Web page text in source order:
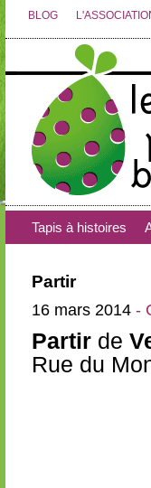
BLOG
Tapis à histoires
Partir
16 mars 2014 -
Partir de
Rue du